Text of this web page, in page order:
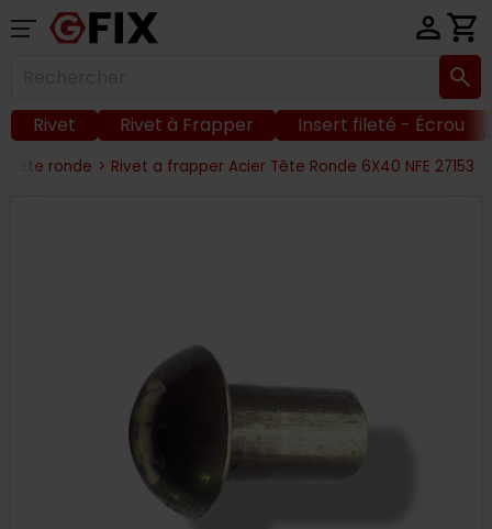
Rivet Rivet à Frapper Insert fileté - Écrou
tête ronde > Rivet a frapper Acier Tête Ronde 6X40 NFE 27153